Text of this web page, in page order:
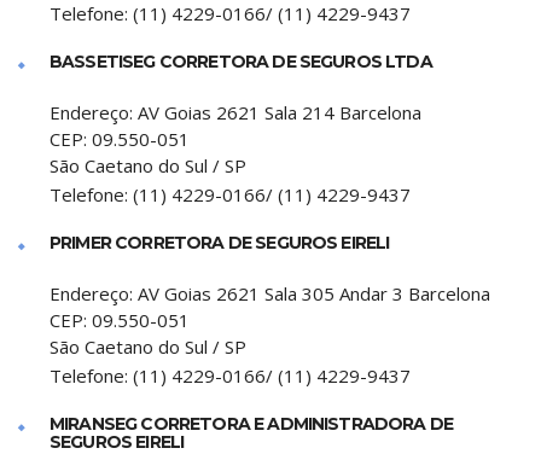
Telefone: (11) 4229-0166/ (11) 4229-9437
BASSETISEG CORRETORA DE SEGUROS LTDA
Endereço: AV Goias 2621 Sala 214 Barcelona
CEP: 09.550-051
São Caetano do Sul / SP
Telefone: (11) 4229-0166/ (11) 4229-9437
PRIMER CORRETORA DE SEGUROS EIRELI
Endereço: AV Goias 2621 Sala 305 Andar 3 Barcelona
CEP: 09.550-051
São Caetano do Sul / SP
Telefone: (11) 4229-0166/ (11) 4229-9437
MIRANSEG CORRETORA E ADMINISTRADORA DE
SEGUROS EIRELI